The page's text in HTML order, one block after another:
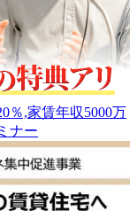
％,家賃年収5000万
ナー